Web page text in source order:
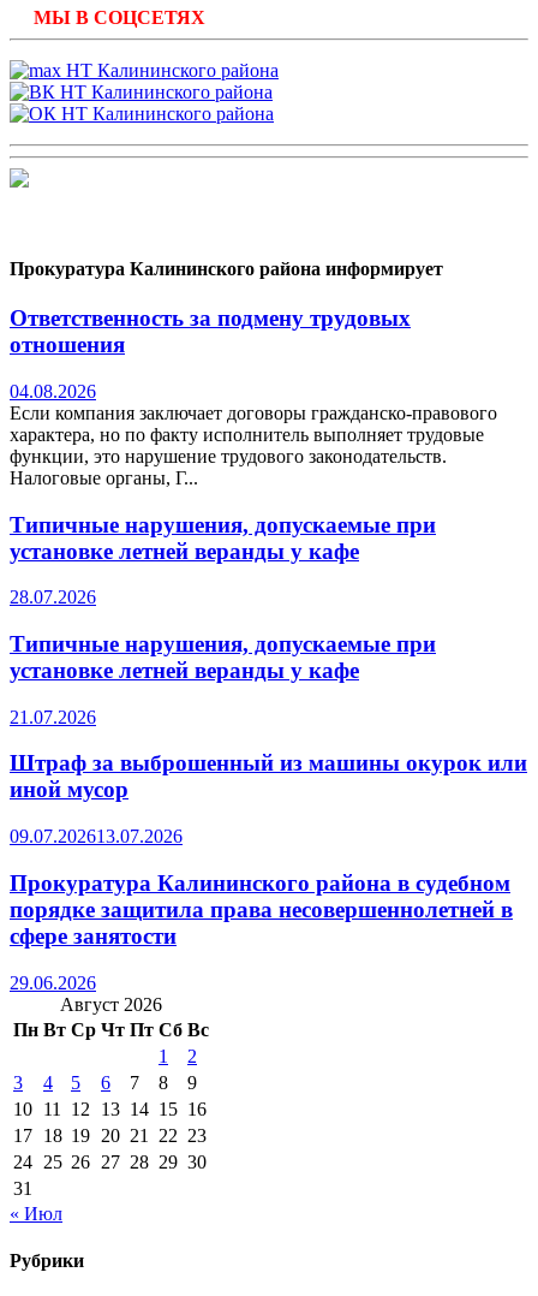
МЫ В СОЦСЕТЯХ
Прокуратура Калининского района информирует
Ответственность за подмену трудовых
отношения
04.08.2026
Если компания заключает договоры гражданско-правового
характера, но по факту исполнитель выполняет трудовые
функции, это нарушение трудового законодательств.
Налоговые органы, Г...
Типичные нарушения, допускаемые при
установке летней веранды у кафе
28.07.2026
Типичные нарушения, допускаемые при
установке летней веранды у кафе
21.07.2026
Штраф за выброшенный из машины окурок или
иной мусор
09.07.202613.07.2026
Прокуратура Калининского района в судебном
порядке защитила права несовершеннолетней в
сфере занятости
29.06.2026
Август 2026
Пн Вт Ср Чт Пт Сб Вс
1
2
3
4 5 6 7 8
9
10 11 12 13 14 15 16
17 18 19 20 21 22 23
24 25 26 27 28 29 30
31
« Июл
Рубрики